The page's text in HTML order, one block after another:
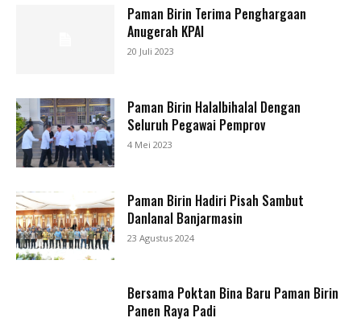
Paman Birin Terima Penghargaan
Anugerah KPAI
20 Juli 2023
Paman Birin Halalbihalal Dengan
Seluruh Pegawai Pemprov
4 Mei 2023
Paman Birin Hadiri Pisah Sambut
Danlanal Banjarmasin
23 Agustus 2024
Bersama Poktan Bina Baru Paman Birin
Panen Raya Padi